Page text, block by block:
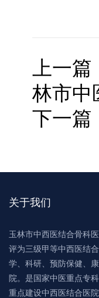
上一篇
林市中
下一篇
关于我们
玉林市中西医结合骨科
评为三级甲等中西医结
学、科研、预防保健、
院。是国家中医重点专
重点建设中西医结合医